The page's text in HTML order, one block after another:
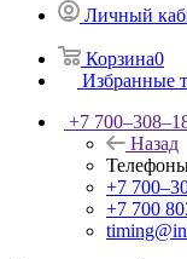
Личный
Корзина0
Избранные
+7
Назад
+7
+7 700